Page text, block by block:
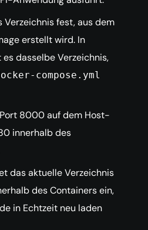
Verzeichnis fest, aus dem
erstellt wird. In
dasselbe Verzeichnis,
compose.yml
8000 auf dem Host-
innerhalb des
das aktuelle Verzeichnis
des Containers ein,
in Echtzeit neu laden